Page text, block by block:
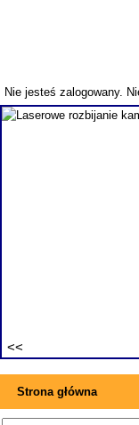
Nie jesteś zalogowany.
Strona główna